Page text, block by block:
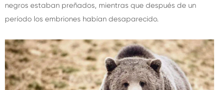
negros estaban preñados, mientras que después de un
período los embriones habían desaparecido.